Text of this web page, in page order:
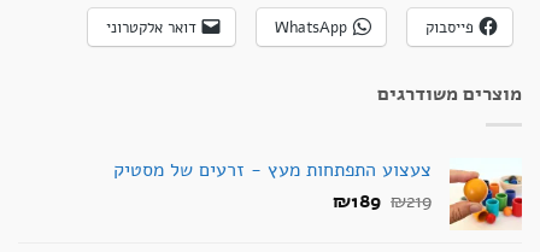
פייסבוק WhatsApp דואר אלקטרוני
מוצרים משודרגים
צעצוע התפתחות מעץ - זרעים של מסטיק
₪219
המחיר
₪189
המחיר